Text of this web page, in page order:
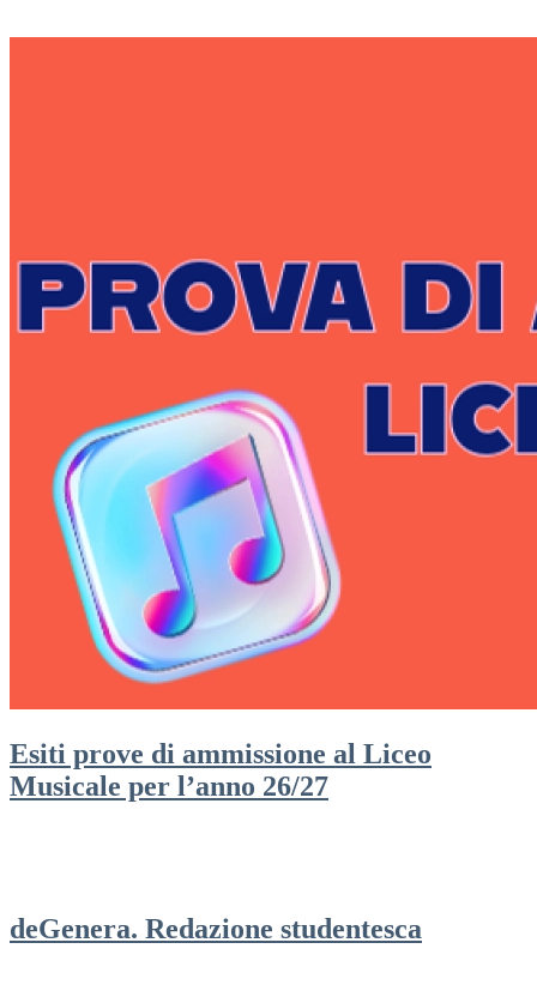
Esiti prove di ammissione al Liceo
Musicale per l’anno 26/27
deGenera. Redazione studentesca